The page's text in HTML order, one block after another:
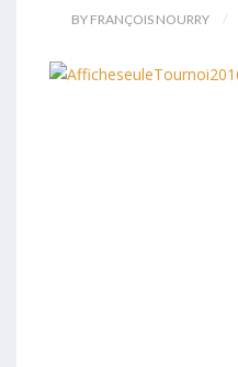
BY FRANÇOIS NOURRY